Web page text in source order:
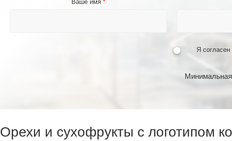
Ваше имя *
Я согласен
Минимальная
Орехи и сухофрукты с логотипом